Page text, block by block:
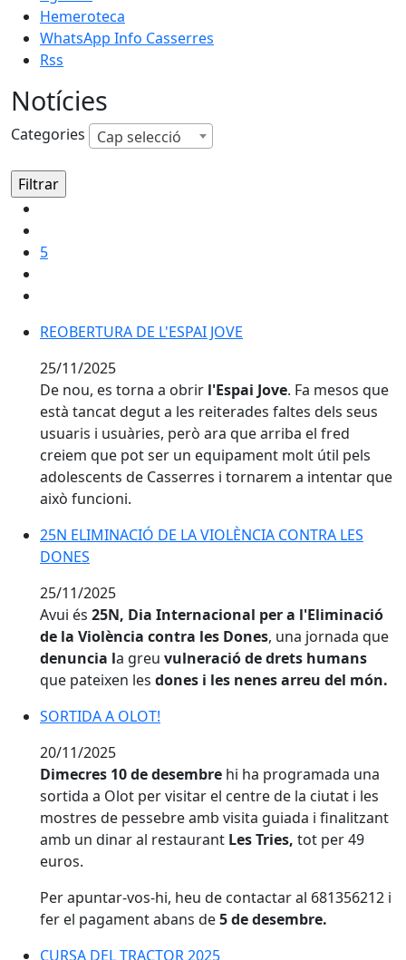
Hemeroteca
WhatsApp Info Casserres
Rss
Notícies
Categories Cap selecció
5
REOBERTURA DE L'ESPAI JOVE
25/11/2025
De nou, es torna a obrir l'Espai Jove. Fa mesos que
està tancat degut a les reiterades faltes dels seus
usuaris i usuàries, però ara que arriba el fred
creiem que pot ser un equipament molt útil pels
adolescents de Casserres i tornarem a intentar que
això funcioni.
25N ELIMINACIÓ DE LA VIOLÈNCIA CONTRA LES
25N ELIMINACIÓ DE LA VIOLÈNCIA CONTRA LES
DONES
25/11/2025
Avui és 25N, Dia Internacional per a l'Eliminació
de la Violència contra les Dones, una jornada que
denuncia la greu vulneració de drets humans
que pateixen les dones i les nenes arreu del món.
SORTIDA A OLOT!
SORTIDA A OLOT!
20/11/2025
Dimecres 10 de desembre hi ha programada una
sortida a Olot per visitar el centre de la ciutat i les
mostres de pessebre amb visita guiada i finalitzant
amb un dinar al restaurant Les Tries, tot per 49
euros.
Per apuntar-vos-hi, heu de contactar al 681356212 i
fer el pagament abans de5 de desembre.
CURSA DEL TRACTOR 2025
CURSA DEL TRACTOR 2025